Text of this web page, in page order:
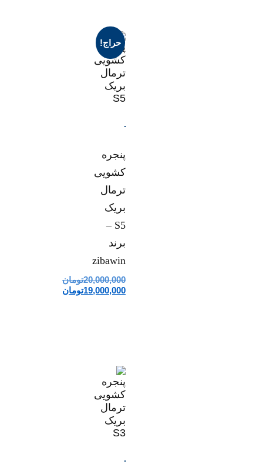
حراج!
پنجره
کشویی
ترمال
بریک
S5 –
برند
zibawin
20,000,000تومان
19,000,000تومان